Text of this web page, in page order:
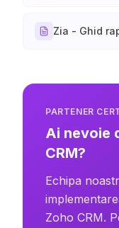
Zia - Ghid
PARTENER
Ai nevoie
CRM?
Echipa
Zoho CRM.